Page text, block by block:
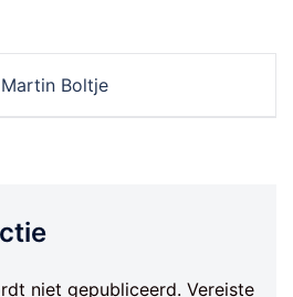
Martin Boltje
niet gepubliceerd. Vereiste